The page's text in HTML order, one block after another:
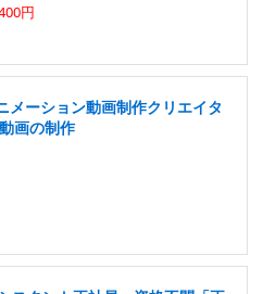
円
メーション動画制作クリエイタ
画の制作